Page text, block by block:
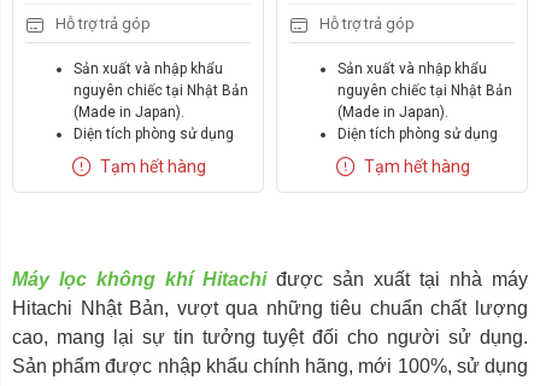
Hỗ trợ trả góp
Sản xuất và nhập khẩu
nguyên chiếc tại Nhật Bản
(Made in Japan).
Diện tích phòng sử dụng
84m2.
Thiết kế đẹp với nhiều giải
gốc bạc (Ag) loại bỏ
99,97% bụi mịn PM2.5 có
kích thước nhỏ tới 0.3µm
và 90% bụi kích thước
0.02µm.
Tạm hết hàng
Hỗ trợ trả góp
Sản xuất và nhập khẩu
nguyên chiếc tại Nhật Bản
(Made in Japan).
Diện tích phòng sử dụng
65m2.
Thiết kế đẹp với nhiều giải
gốc bạc (Ag) loại bỏ
99,97% bụi mịn PM2.5 có
kích thước nhỏ tới 0.3µm
và 90% bụi kích thước
0.02µm.
Tạm hết hàng
Máy lọc không khí Hitachiđược sản xuất tại nhà máy
Hitachi Nhật Bản, vượt qua những tiêu chuẩn chất lượng
cao, mang lại sự tin tưởng tuyệt đối cho người sử dụng.
Sản phẩm được nhập khẩu chính hãng, mới 100%, sử dụng